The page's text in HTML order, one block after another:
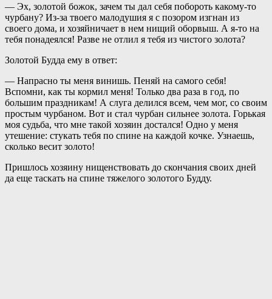
— Эх, золотой божок, зачем ты дал себя побороть какому-то
чурбану? Из-за твоего малодушия я с позором изгнан из
своего дома, и хозяйничает в нем нищий оборвыш. А я-то на
тебя понадеялся! Разве не отлил я тебя из чистого золота?
Золотой Будда ему в ответ:
— Напрасно ты меня винишь. Пеняй на самого себя!
Вспомни, как ты кормил меня! Только два раза в год, по
большим праздникам! А слуга делился всем, чем мог, со своим
простым чурбаном. Вот и стал чурбан сильнее золота. Горькая
моя судьба, что мне такой хозяин достался! Одно у меня
утешение: стукать тебя по спине на каждой кочке. Узнаешь,
сколько весит золото!
Пришлось хозяину нищенствовать до скончания своих дней
да еще таскать на спине тяжелого золотого Будду.